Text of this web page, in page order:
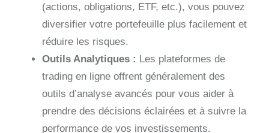
(actions, obligations, ETF, etc.), vous pouvez
diversifier votre portefeuille plus facilement et
réduire les risques.
Outils Analytiques : Les plateformes de
trading en ligne offrent généralement des
outils d’analyse avancés pour vous aider à
prendre des décisions éclairées et à suivre la
performance de vos investissements.